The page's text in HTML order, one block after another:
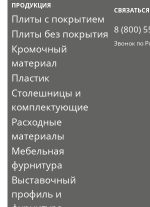
ПРОДУКЦИЯ
Плиты с покрытием
Плиты без покрытия
Кромочный
материал
Пластик
Столешницы и
комплектующие
Расходные
материалы
Мебельная
фурнитура
Выставочный
профиль и
8 (800)
Звонок по